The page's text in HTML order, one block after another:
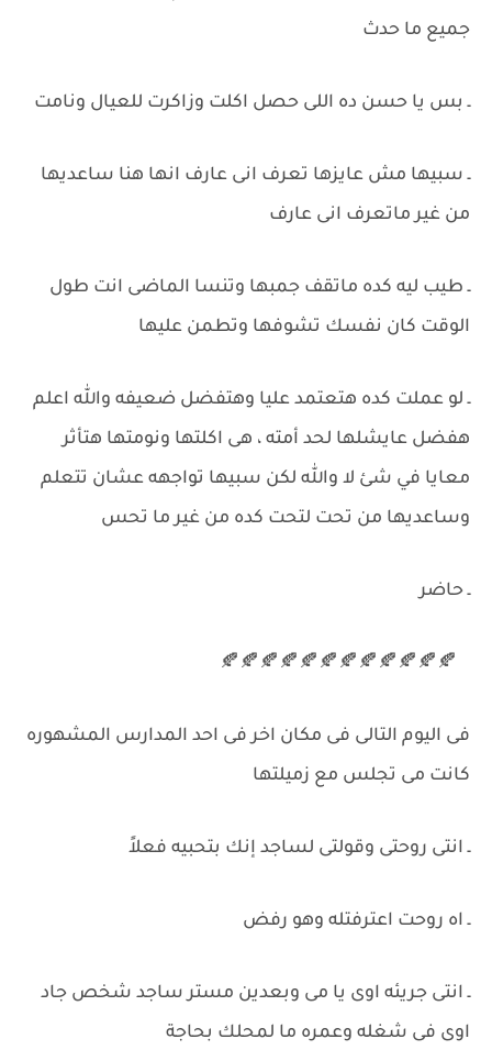
جميع ما حدث
ـ بس يا حسن ده اللى حصل اكلت وزاكرت للعيال ونامت
ـ سبيها مش عايزها تعرف انى عارف انها هنا ساعديها
من غير ماتعرف انى عارف
ـ طيب ليه كده ماتقف جمبها وتنسا الماضى انت طول
الوقت كان نفسك تشوفها وتطمن عليها
ـ لو عملت كده هتعتمد عليا وهتفضل ضعيفه والله اعلم
هفضل عايشلها لحد أمته ، هى اكلتها ونومتها هتأثر
معايا في شئ لا والله لكن سبيها تواجهه عشان تتعلم
وساعديها من تحت لتحت كده من غير ما تحس
ـ حاضر
🍂🍂🍂🍂🍂🍂🍂🍂🍂🍂🍂🍂
فى اليوم التالى فى مكان اخر فى احد المدارس المشهوره
كانت مى تجلس مع زميلتها
ـ انتى روحتى وقولتى لساجد إنك بتحبيه فعلاً
ـ اه روحت اعترفتله وهو رفض
ـ انتى جريئه اوى يا مى وبعدين مستر ساجد شخص جاد
اوى فى شغله وعمره ما لمحلك بحاجة